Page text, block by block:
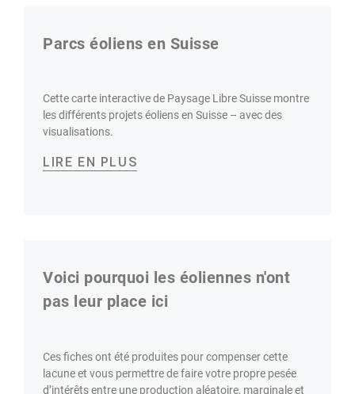
Parcs éoliens en Suisse
Cette carte interactive de Paysage Libre Suisse montre
les différents projets éoliens en Suisse – avec des
visualisations.
LIRE EN PLUS
Voici pourquoi les éoliennes n'ont
pas leur place ici
Ces fiches ont été produites pour compenser cette
lacune et vous permettre de faire votre propre pesée
d’intérêts entre une production aléatoire, marginale et